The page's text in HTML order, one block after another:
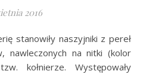
2016
nawleczonych na nitki (kolor
kołnierze. Występowały